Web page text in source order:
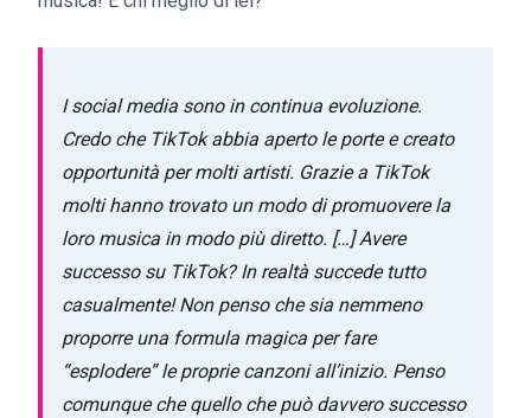
I social media sono in continua evoluzione.
Credo che TikTok abbia aperto le porte e creato
opportunità per molti artisti. Grazie a TikTok
molti hanno trovato un modo di promuovere la
loro musica in modo più diretto. […] Avere
successo su TikTok? In realtà succede tutto
casualmente! Non penso che sia nemmeno
proporre una formula magica per fare
“esplodere” le proprie canzoni all’inizio. Penso
comunque che quello che può davvero successo